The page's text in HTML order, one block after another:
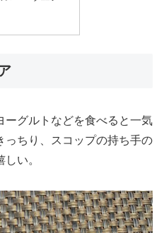
ーグルトなどを食べると一気
っちり、スコップの持ち手の
い。